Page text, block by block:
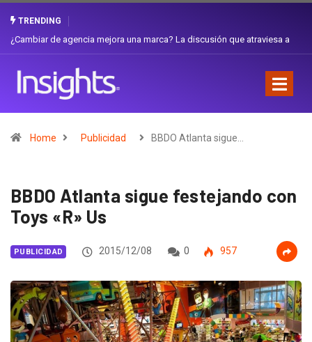
TRENDING
Gabriela Herrera y el arte de cambiarse el sombrero en Corporación
Home Publicidad BBDO Atlanta sigue…
BBDO Atlanta sigue festejando con
Toys «R» Us
PUBLICIDAD 2015/12/08 0 957